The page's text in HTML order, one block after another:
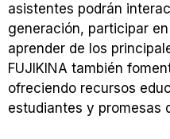
asistentes podrán
generación, participar
aprender de los
FUJIKINA también
ofreciendo recursos
estudiantes y promesas